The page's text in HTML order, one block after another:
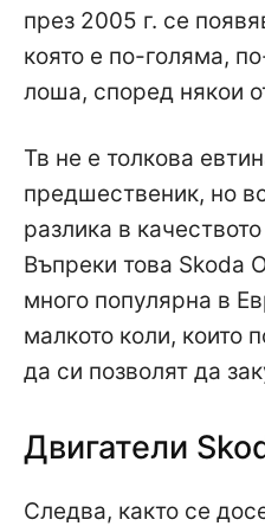
през 2005 г. се
която е по-голяма,
лоша, според някои
Тв не e толкова
предшественик, но
разлика в
Въпреки това Skoda
много популярна в
малкото коли, които
да си позволят да
Двигатели
Следва, както се